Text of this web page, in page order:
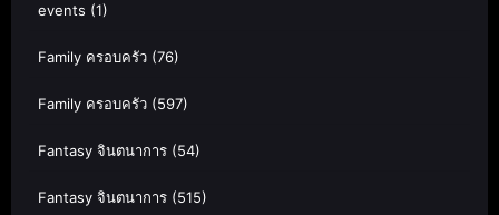
events (1)
Family ครอบครัว (76)
Family ครอบครัว (597)
Fantasy จินตนาการ (54)
Fantasy จินตนาการ (515)